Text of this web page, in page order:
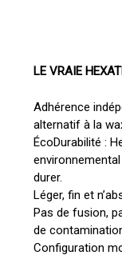
LE VRAIE
Adhérence
alternatif à la
ÉcoDurabilité :
durer.
Léger, fin et
Pas de fusion,
de
Configuration